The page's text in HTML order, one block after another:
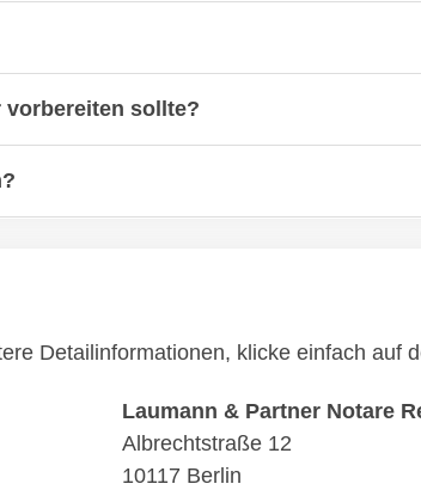
vorbereiten sollte?
Detailinformationen, klicke einfach auf
Laumann & Partner Notare
Albrechtstraße 12
10117 Berlin